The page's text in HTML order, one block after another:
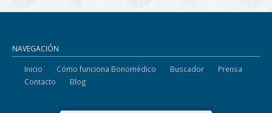
NAVEGACIÓN
Inicio Cómo funciona Bonomédico Buscador
Prensa
Contacto
Blog